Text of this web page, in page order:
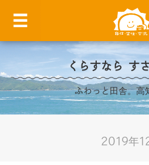
くらすなら すさ
ふわっと田舎。高
2019年